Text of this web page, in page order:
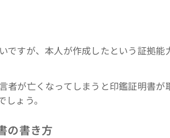
すが、本人が作成したという証拠能
亡くなってしまうと印鑑証明書が
ょう。
の書き方